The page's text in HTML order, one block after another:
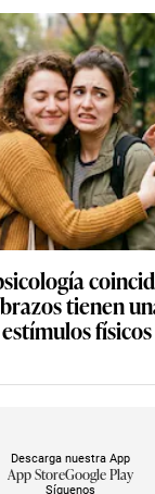
tienen
Síguenos
Descarga nuestra App
App StoreGoogle Play